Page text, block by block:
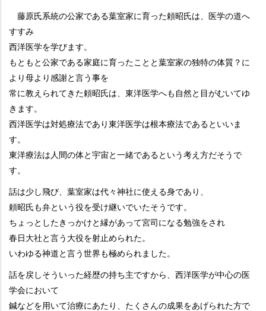
藤原氏系統の公家である葉室家に育った頼昭氏は、医学の道へ
すすみ
西洋医学を学びます。
もともと公家である家庭に育ったことと葉室家の独特の体質？に
より母より感謝と言う事を
常に教えられてきた頼昭氏は、東洋医学へも自然と目がむいてゆ
きます。
西洋医学は対処療法であり東洋医学は根本療法であるといいま
す。
東洋療法は人間の体と宇宙と一緒であるという考え方だそうで
す。
話は少し飛び、葉室家は代々神社に使える身であり、
頼昭氏も弁という役を受け継いでいたそうです。
ちょっとしたきっかけと縁があって宮司になる勉強をされ
春日大社と言う大役を射止められた。
いわゆる神道と言う世界も極められました。
話を戻しそういった経歴の持ち主ですから、西洋医学が中心の医
学会において
鍼などを用いて治療にあたり、たくさんの成果をあげられた方で